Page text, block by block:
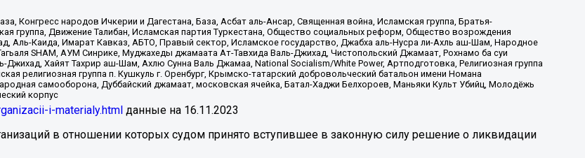
Конгресс народов Ичкерии и Дагестана, База, Асбат аль-Ансар, Священная война, Исламская группа, Братья-
группа, Движение Талибан, Исламская партия Туркестана, Общество социальных реформ, Общество возрождения
Аль-Каида, Имарат Кавказ, АБТО, Правый сектор, Исламское государство, Джабха аль-Нусра ли-Ахль аш-Шам, Народное
SHAM, АУМ Синрике, Муджахеды джамаата Ат-Тавхида Валь-Джихад, Чистопольский Джамаат, Рохнамо ба суи
Хайят Тахрир аш-Шам, Ахлю Сунна Валь Джамаа, National Socialism/White Power, Артподготовка, Религиозная группа
религиозная группа п. Кушкуль г. Оренбург, Крымско-татарский добровольческий батальон имени Номана
самооборона, Дуббайский джамаат, московская ячейка, Батал-Хаджи Белхороев, Маньяки Культ Убийц, Молодёжь
корпус
i-materialy.html данные на 16.11.2023
в отношении которых судом принято вступившее в законную силу решение о ликвидации